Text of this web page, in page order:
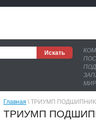
Главная \ ТРИУМП
ТРИУМП